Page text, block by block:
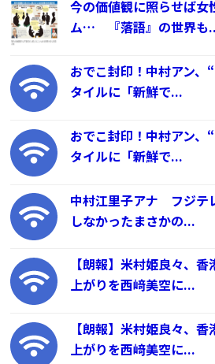
今の価値観に照らせば女
ム… 『落語』の世界も
おでこ封印！中村アン、
タイルに「新鮮で...
おでこ封印！中村アン、
タイルに「新鮮で...
中村江里子アナ フジテ
しなかったまさかの...
【朗報】米村姫良々、
上がりを西﨑美空に...
【朗報】米村姫良々、
上がりを西﨑美空に...